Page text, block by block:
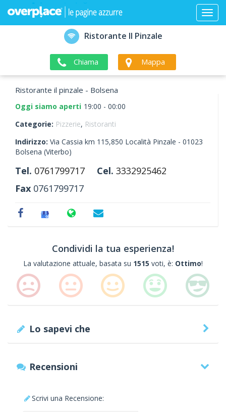
Ristorante Il Pinzale
Chiama Mappa
Ristorante il pinzale - Bolsena
Oggi siamo aperti 19:00 - 00:00
Categorie: Pizzerie, Ristoranti
Indirizzo: Via Cassia km 115,850 Località Pinzale - 01023
Bolsena (Viterbo)
Tel. 0761799717 Cel. 3332925462
Fax 0761799717
Condividi la tua esperienza!
La valutazione attuale, basata su 1515 voti, è: Ottimo!
Lo sapevi che
Recensioni
Scrivi una Recensione: